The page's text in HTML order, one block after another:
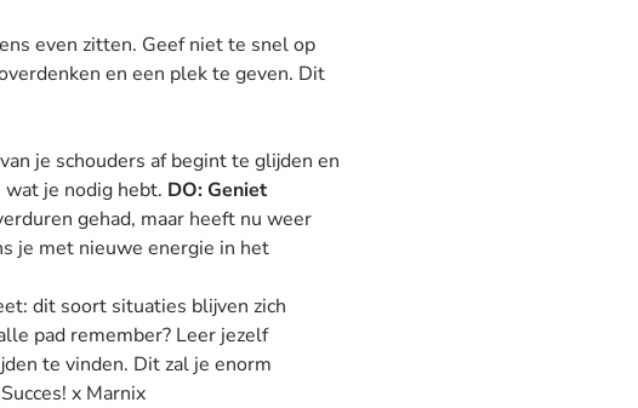
even zitten. Geef niet te snel op
en een plek te geven. Dit
je schouders af begint te glijden en
je nodig hebt. DO:Geniet
gehad, maar heeft nu weer
je met nieuwe energie in het
dit soort situaties blijven zich
pad remember? Leer jezelf
te vinden. Dit zal je enorm
x Marnix